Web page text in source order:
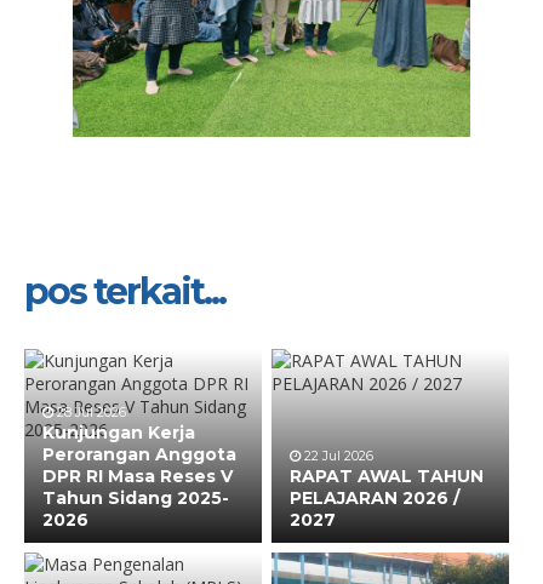
pos terkait...
28 Jul 2026
Kunjungan Kerja
Perorangan Anggota
DPR RI Masa Reses V
Tahun Sidang 2025-
2026
22 Jul 2026
RAPAT AWAL TAHUN
PELAJARAN 2026 /
2027